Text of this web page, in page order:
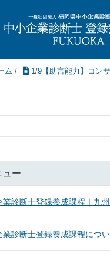
ム / 1/9【助言能力】コン
ュー
業診断士登録養成課程｜九
業診断士登録養成課程につ